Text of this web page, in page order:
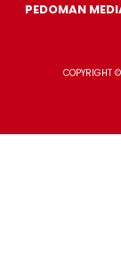
PEDOMAN
COPYRIGHT